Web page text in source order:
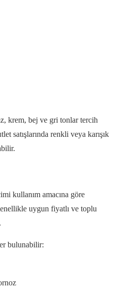
krem, bej ve gri tonlar tercih
satışlarında renkli veya karışık
kullanım amacına göre
uygun fiyatlı ve toplu
bulunabilir: